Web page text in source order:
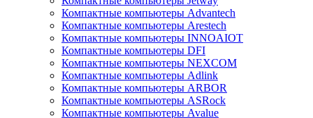
Компактные компьютеры Advantech
Компактные компьютеры Arestech
Компактные компьютеры INNOAIOT
Компактные компьютеры DFI
Компактные компьютеры NEXCOM
Компактные компьютеры Adlink
Компактные компьютеры ARBOR
Компактные компьютеры ASRock
Компактные компьютеры Avalue